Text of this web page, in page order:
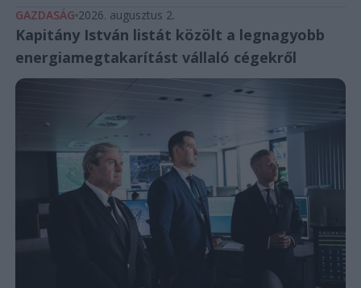
GAZDASÁG 2026. augusztus 2.
Kapitány István listát közölt a legnagyobb
energiamegtakarítást vállaló cégekről